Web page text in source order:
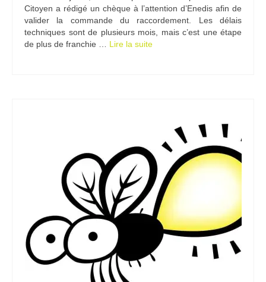
Citoyen a rédigé un chèque à l’attention d’Enedis afin de
valider la commande du raccordement. Les délais
techniques sont de plusieurs mois, mais c’est une étape
de plus de franchie … Lire la suite­­